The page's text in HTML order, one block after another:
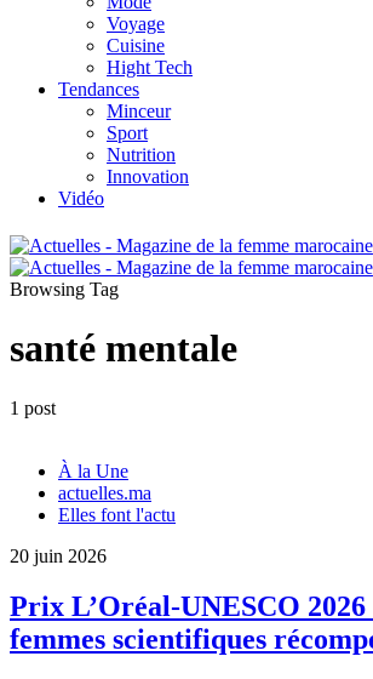
Voyage
Cuisine
Hight Tech
Tendances
Minceur
Sport
Nutrition
Innovation
Vidéo
Browsing Tag
santé mentale
1 post
À la Une
actuelles.ma
Elles font l'actu
20 juin 2026
Prix L’Oréal-UNESCO
femmes scientifiques